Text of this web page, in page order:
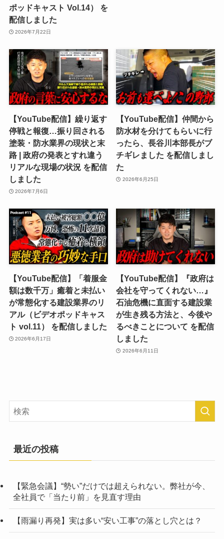
ポッドキャスト Vol.14） を
配信しました
2026年7月22日
【YouTube配信】繰り返す
停戦と報復…振り回される
塗装・防水業界の現状と末
路 | 政府の発表とすれ違う
リアルな現場の状況 を配信
しました
2026年7月6日
【YouTube配信】仲間から
防水材を分けてもらいに行
ったら、長谷川本部長がブ
チギレました を配信しまし
た
2026年6月25日
【YouTube配信】「着服金
額は数千万」癒着と未払い
が常態化する建設業界のリ
アル（ビデオポッドキャス
ト vol.11） を配信しました
2026年6月17日
【YouTube配信】『政府は
会社を守ってくれない…』
石油危機に直面する建設業
が生き残る方法と、今後や
るべきことについて を配信
しました
2026年6月11日
最近の投稿
【緊急会議】“勢い”だけでは超えられない。弊社が今、
全社員で「当たり前」を見直す理由
【雨漏り再発】実は多い“安い工事”の落とし穴とは？